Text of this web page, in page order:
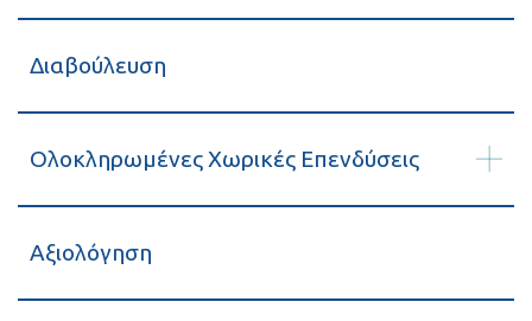
Διαβούλευση
Ολοκληρωμένες Χωρικές Επενδύσεις
Αξιολόγηση